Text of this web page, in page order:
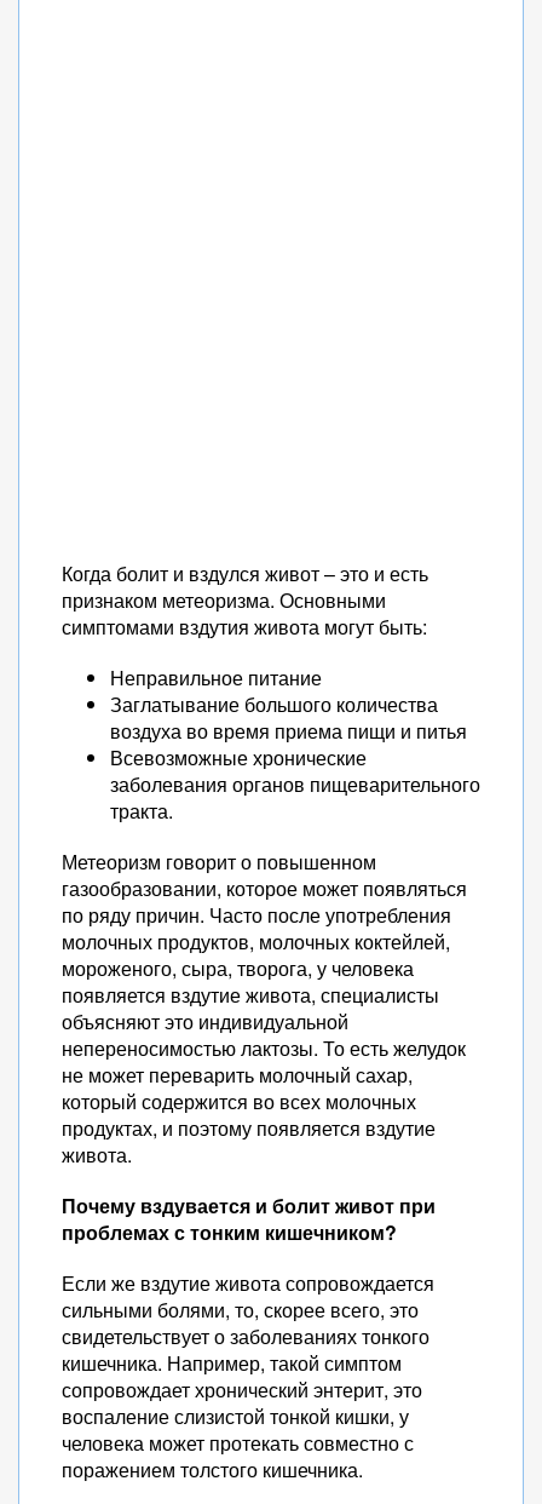
Когда болит и вздулся живот – это и есть
признаком метеоризма. Основными
симптомами вздутия живота могут быть:
Неправильное питание
Заглатывание большого количества
воздуха во время приема пищи и питья
Всевозможные хронические
заболевания органов пищеварительного
тракта.
Метеоризм говорит о повышенном
газообразовании, которое может появляться
по ряду причин. Часто после употребления
молочных продуктов, молочных коктейлей,
мороженого, сыра, творога, у человека
появляется вздутие живота, специалисты
объясняют это индивидуальной
непереносимостью лактозы. То есть желудок
не может переварить молочный сахар,
который содержится во всех молочных
продуктах, и поэтому появляется вздутие
живота.
Почему вздувается и болит живот при
проблемах с тонким кишечником?
Если же вздутие живота сопровождается
сильными болями, то, скорее всего, это
свидетельствует о заболеваниях тонкого
кишечника. Например, такой симптом
сопровождает хронический энтерит, это
воспаление слизистой тонкой кишки, у
человека может протекать совместно с
поражением толстого кишечника.